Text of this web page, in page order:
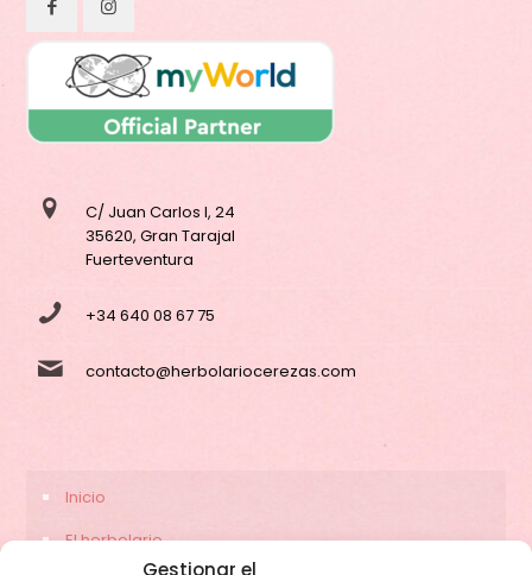
Gestionar el
C/ Juan Carlos I, 24
35620, Gran Tarajal
Fuerteventura
+34 640 08 67 75
contacto@herbolariocerezas.com
Inicio
El herbolario